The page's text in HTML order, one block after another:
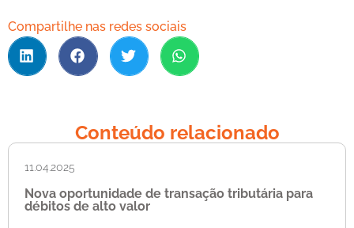
Compartilhe nas redes sociais
Conteúdo relacionado
11.04.2025
Nova oportunidade de transação tributária para
débitos de alto valor